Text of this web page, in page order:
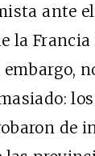
ante
la
de